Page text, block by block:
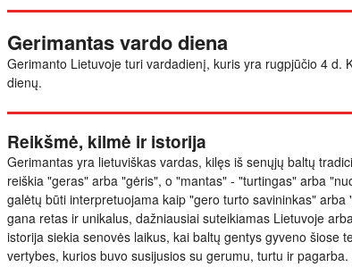
Gerimantas vardo diena
Gerimanto Lietuvoje turi vardadienį, kuris yra rugpjūčio 4 d.
dienų.
Reikšmė, kilmė ir istorija
Gerimantas yra lietuviškas vardas, kilęs iš senųjų baltų
reiškia "geras" arba "gėris", o "mantas" - "turtingas" arba
galėtų būti interpretuojama kaip "gero turto savininkas"
gana retas ir unikalus, dažniausiai suteikiamas Lietuvoje
istorija siekia senovės laikus, kai baltų gentys gyveno šiose
vertybes, kurios buvo susijusios su gerumu, turtu ir